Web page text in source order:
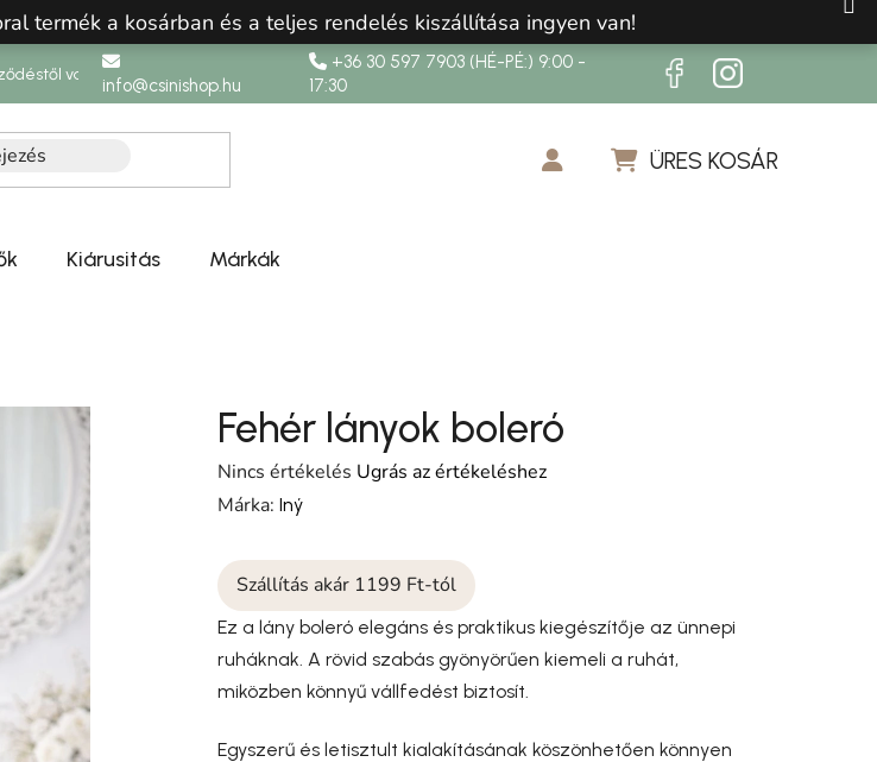
termék a kosárban és a teljes rendelés kiszállítása ingyen van!
való elállásinfo@csinishop.hu
+36 30 597 7903 (HÉ-PÉ:) 9:00 -
17:30
ÜRES KOSÁR
Kiárusitás Márkák
Fehér lányok boleró
A termék átlagos értékelése 5-ből 0,0 csillag.
Nincs értékelés Ugrás az értékeléshez
Márka:Iný
Szállítás akár 1199 Ft-tól
Ez a lány boleró elegáns és praktikus kiegészítője az ünnepi
ruháknak. A rövid szabás gyönyörűen kiemeli a ruhát,
miközben könnyű vállfedést biztosít.
Egyszerű és letisztult kialakításának köszönhetően könnyen